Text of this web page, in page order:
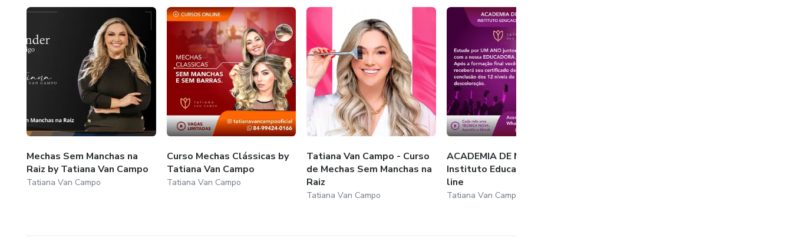
Mechas Sem Manchas na
Raiz by Tatiana Van Campo
Tatiana Van Campo
Curso Mechas Clássicas by
Tatiana Van Campo
Tatiana Van Campo
Tatiana Van Campo - Curso
de Mechas Sem Manchas na
Raiz
Tatiana Van Campo
ACADEMIA DE MECHAS -
Instituto Educacional On-
line
Tatiana Van Campo